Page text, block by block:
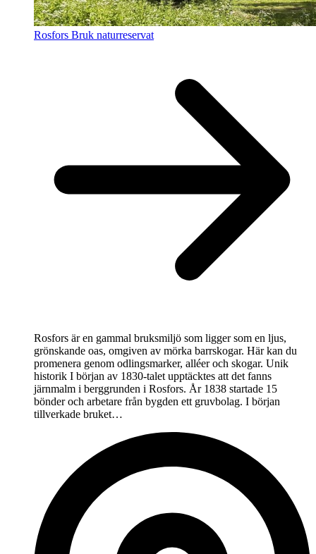
Rosfors Bruk naturreservat
Rosfors är en gammal bruksmiljö som ligger som en ljus,
grönskande oas, omgiven av mörka barrskogar. Här kan du
promenera genom odlingsmarker, alléer och skogar. Unik
historik I början av 1830-talet upptäcktes att det fanns
järnmalm i berggrunden i Rosfors. År 1838 startade 15
bönder och arbetare från bygden ett gruvbolag. I början
tillverkade bruket…